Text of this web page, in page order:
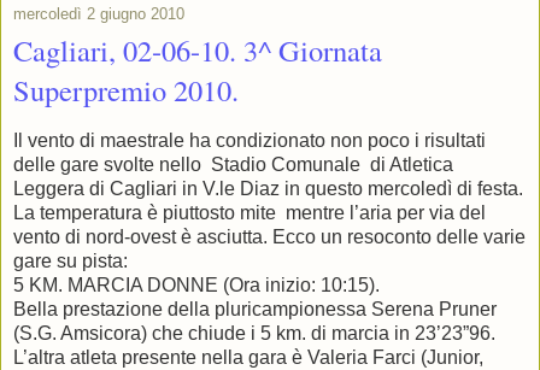
mercoledì 2 giugno 2010
Cagliari, 02-06-10. 3^ Giornata
Superpremio 2010.
Il vento di maestrale ha condizionato non poco i risultati
delle gare svolte nello Stadio Comunale di Atletica
Leggera di Cagliari in V.le Diaz in questo mercoledì di festa.
La temperatura è piuttosto mite mentre l’aria per via del
vento di nord-ovest è asciutta. Ecco un resoconto delle varie
gare su pista:
5 KM. MARCIA DONNE (Ora inizio: 10:15).
Bella prestazione della pluricampionessa Serena Pruner
(S.G. Amsicora) che chiude i 5 km. di marcia in 23’23”96.
L’altra atleta presente nella gara è Valeria Farci (Junior,